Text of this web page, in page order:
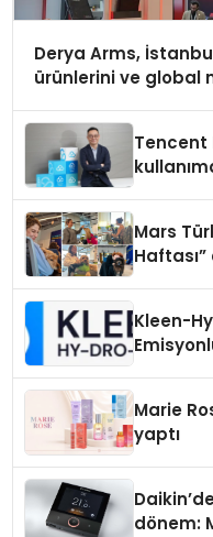
Derya Arms,
ürünlerini ve global
Tencent
Mars
Haftası”
Kleen-
Marie
yaptı
dönem: